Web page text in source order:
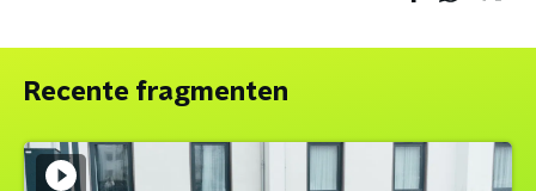
Recente fragmenten